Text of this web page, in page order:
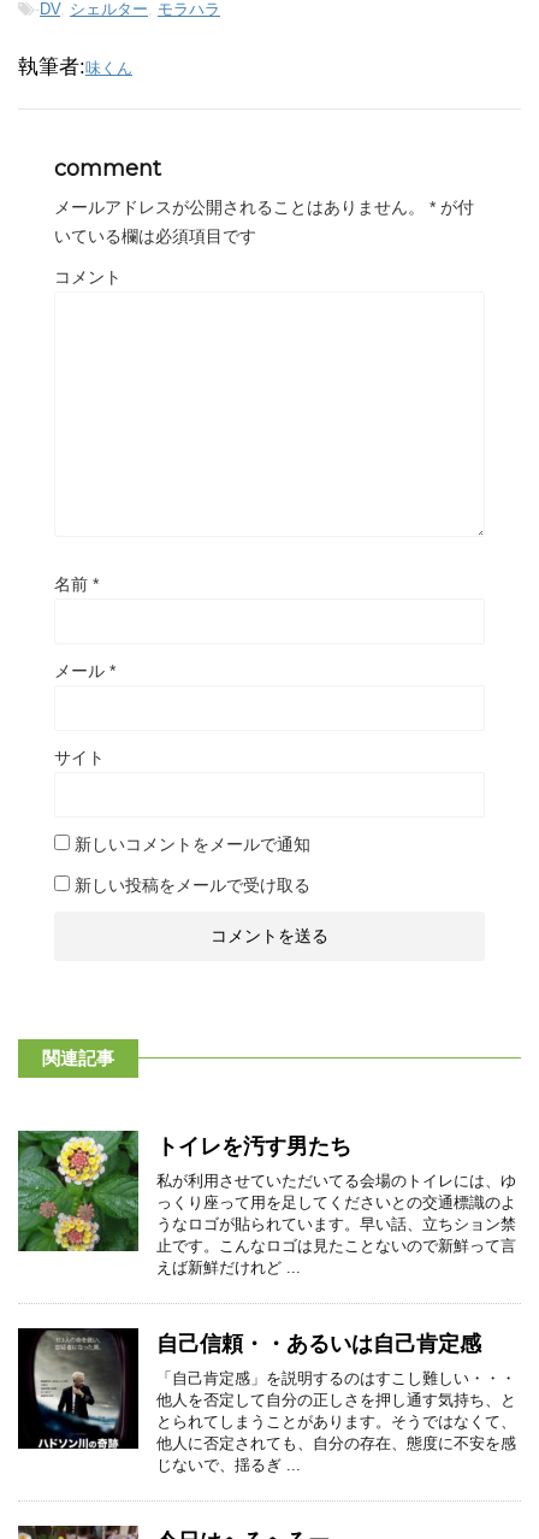
-DV, シェルター, モラハラ
執筆者:味くん
comment
メールアドレスが公開されることはありません。 * が付
いている欄は必須項目です
コメント
名前 *
メール *
サイト
新しいコメントをメールで通知
新しい投稿をメールで受け取る
関連記事
トイレを汚す男たち
私が利用させていただいてる会場のトイレには、ゆ
っくり座って用を足してくださいとの交通標識のよ
うなロゴが貼られています。早い話、立ちション禁
止です。こんなロゴは見たことないので新鮮って言
えば新鮮だけれど ...
自己信頼・・あるいは自己肯定感
「自己肯定感」を説明するのはすこし難しい・・・
他人を否定して自分の正しさを押し通す気持ち、と
とられてしまうことがあります。そうではなくて、
他人に否定されても、自分の存在、態度に不安を感
じないで、揺るぎ ...